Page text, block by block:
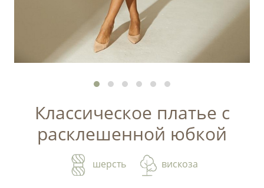
Классическое платье с
расклешенной юбкой
шерсть вискоза